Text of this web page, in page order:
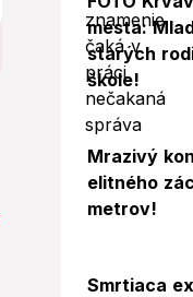
mesta:
starých
škole!
Mrazivý
elitného
metrov!
Smrtiaca